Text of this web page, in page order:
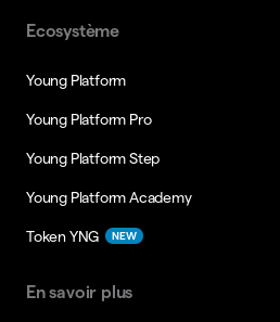
Ecosystème
Young Platform
Young Platform Pro
Young Platform Step
Young Platform Academy
Token YNG NEW
En savoir plus